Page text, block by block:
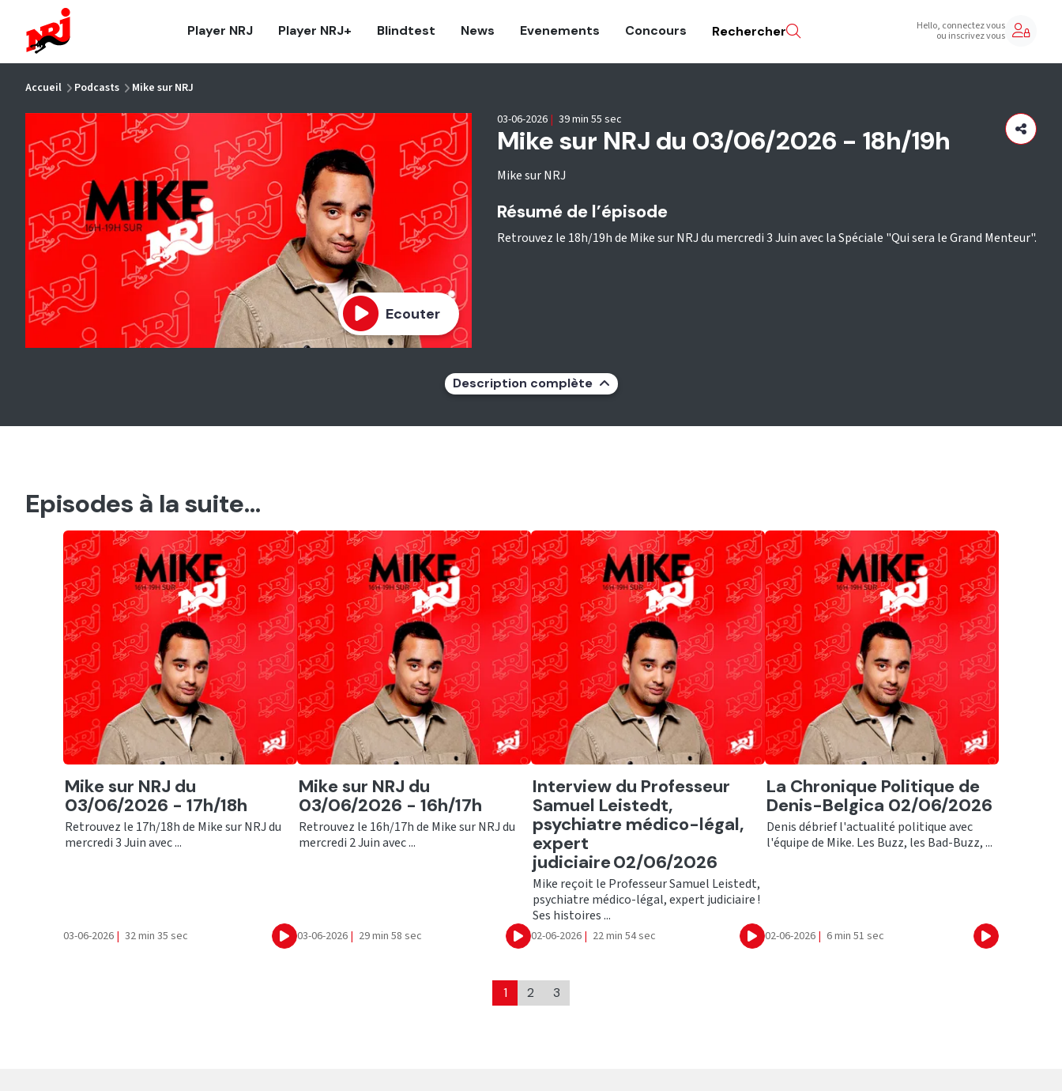
Player NRJ Player NRJ+ Blindtest News Evenements Concours Rechercher Hello, connectez vous
ou inscrivez vous
Accueil Podcasts Mike sur NRJ
Ecouter
Mike sur NRJ du 03/06/2026 - 18h/19h
Mike sur NRJ
03-06-2026 | 39 min 55 sec
Résumé de l’épisode
Retrouvez le 18h/19h de Mike sur NRJ du mercredi 3 Juin avec la Spéciale "Qui sera le Grand Menteur".
Description complète
Episodes à la suite...
Ecouter
Mike sur NRJ du
03/06/2026 - 17h/18h
Retrouvez le 17h/18h de Mike sur NRJ du
mercredi 3 Juin avec ...
03-06-2026 | 32 min 35 sec Ecouter
Ecouter
Mike sur NRJ du
03/06/2026 - 16h/17h
Retrouvez le 16h/17h de Mike sur NRJ du
mercredi 2 Juin avec ...
03-06-2026 | 29 min 58 sec Ecouter
Ecouter
Interview du Professeur
Samuel Leistedt,
psychiatre médico-légal,
expert
judiciaire 02/06/2026
Mike reçoit le Professeur Samuel Leistedt,
psychiatre médico-légal, expert judiciaire !
Ses histoires ...
02-06-2026 | 22 min 54 sec Ecouter
Ecouter
La Chronique Politique de
Denis-Belgica 02/06/2026
Denis débrief l'actualité politique avec
l'équipe de Mike. Les Buzz, les Bad-Buzz, ...
02-06-2026 | 6 min 51 sec Ecouter
1 2 3